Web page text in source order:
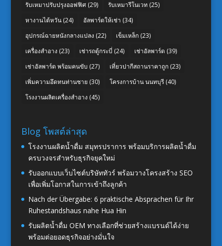
รับเหมาปรับปรุงออฟฟิศ(29) รับเหมารีโนเวท (25)
หางานไต้หวัน(24) อัลพาร์ดให้เช่า (34)
อุปกรณ์ฉายหนังกลางแปลง (22) เข็มเหล็ก(23)
เครื่องสำอาง (23) เช่ารถตู้กระบี่ (24) เช่าอัลพาร์ด (39)
เช่าอัลพาร์ด พร้อมคนขับ (27) เที่ยวปากีสถานราคาถูก(23)
เพิ่มความอึดทนท่านชาย (30) โครงการบ้าน นนทบุรี(40)
โรงงานผลิตเครื่องสำอาง (45)
Blog โพสต์ล่าสุด
โรงงานผลิตน้ำดื่ม สมุทรปราการ พร้อมบริการผลิตน้ำดื่ม
ครบวงจรสำหรับธุรกิจยุคใหม่
รับออกแบบเว็บไซต์บริษัททัวร์ พร้อมวางโครงสร้าง SEO
เพื่อเพิ่มโอกาสในการเข้าถึงลูกค้า
Nach der Übergabe: 6 praktische Absprachen für Ihr
Ruhestandshaus nahe Hua Hin
รับผลิตน้ำดื่ม OEM ทางเลือกที่ช่วยสร้างแบรนด์ได้ง่าย
พร้อมต่อยอดธุรกิจอย่างมั่นใจ